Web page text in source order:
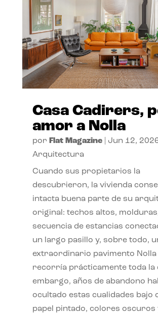
Casa Cadirers,
amor a Nolla
por Flat Magazine| Jun 12,
Arquitectura
Cuando sus propietarios la
descubrieron, la vivienda
intacta buena parte de su
original: techos altos,
secuencia de estancias
un largo pasillo y, sobre todo,
extraordinario pavimento Nolla
recorría prácticamente toda la
embargo, años de abandono
ocultado estas cualidades bajo
papel pintado, colores oscuros